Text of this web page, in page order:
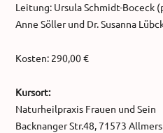
Leitung: Ursula Schmidt-Boceck
Anne Söller und Dr. Susanna
Kosten: 290,00 €
Kursort:
Naturheilpraxis Frauen und Sein
Backnanger Str.48, 71573